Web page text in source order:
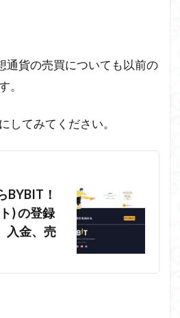
通貨の売買についても以前の
。
してみてください。
BYBIT！
) の登録
入金、売